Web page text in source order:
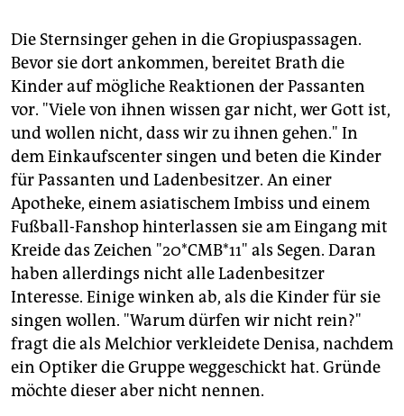
Die Sternsinger gehen in die Gropiuspassagen.
Bevor sie dort ankommen, bereitet Brath die
Kinder auf mögliche Reaktionen der Passanten
vor. "Viele von ihnen wissen gar nicht, wer Gott ist,
und wollen nicht, dass wir zu ihnen gehen." In
dem Einkaufscenter singen und beten die Kinder
für Passanten und Ladenbesitzer. An einer
Apotheke, einem asiatischem Imbiss und einem
Fußball-Fanshop hinterlassen sie am Eingang mit
Kreide das Zeichen "20*CMB*11" als Segen. Daran
haben allerdings nicht alle Ladenbesitzer
Interesse. Einige winken ab, als die Kinder für sie
singen wollen. "Warum dürfen wir nicht rein?"
fragt die als Melchior verkleidete Denisa, nachdem
ein Optiker die Gruppe weggeschickt hat. Gründe
möchte dieser aber nicht nennen.